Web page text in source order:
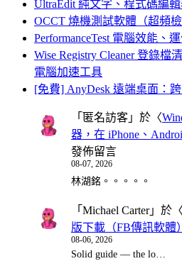
UltraEdit 純文字、程式碼編
OCCT 燒機測試軟體（超頻檢
PerformanceTest 電腦效能、
Wise Registry Cleaner 登錄檔
電腦加速工具
[免費] AnyDesk 遠端桌面：
「 匿名訪客 」於〈
器，在 iPhone、
發佈留言
08-07, 2026
林湖銘。。。。。
「 Michael Carter」於〈
版下載（FB傳訊軟體）
08-06, 2026
Solid guide — the lo…